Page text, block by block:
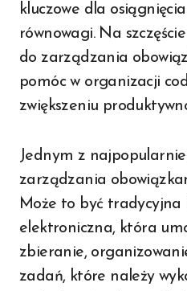
kluczowe dla
równowagi. Na
do zarządzania
pomóc w organizacji
zwiększeniu
Jednym z
zarządzania
Może to być
elektroniczna, która
zbieranie,
zadań, które należy